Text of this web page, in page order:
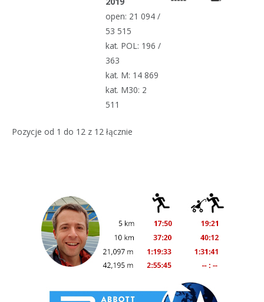
open: 21 094 /
53 515
kat. POL: 196 /
363
kat. M: 14 869
kat. M30: 2
511
Pozycje od 1 do 12 z 12 łącznie